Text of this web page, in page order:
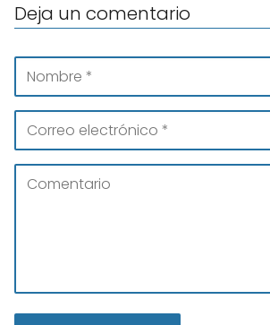
Deja un comentario